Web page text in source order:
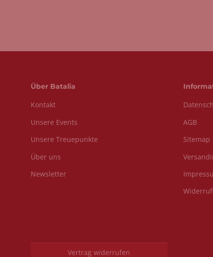
Über Batalia
Kontakt
Unsere Events
Unsere Treuepunkte
Über uns
Newsletter
AGB
Sitemap
Vertrag widerrufen